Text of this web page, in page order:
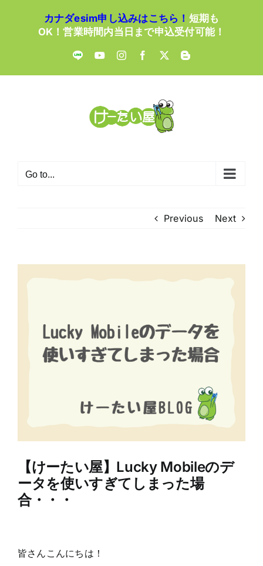
カナダesim申し込みはこちら！ 短期も
OK！営業時間内当日まで申込受付可能！
LINE YouTubeInstagramFacebook
X Blogger
Go to...
Previous Next
【けーたい屋】Lucky Mobileのデ
ータを使いすぎてしまった場
合・・・
皆さんこんにちは！